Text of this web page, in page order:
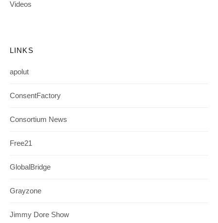
Videos
LINKS
apolut
ConsentFactory
Consortium News
Free21
GlobalBridge
Grayzone
Jimmy Dore Show